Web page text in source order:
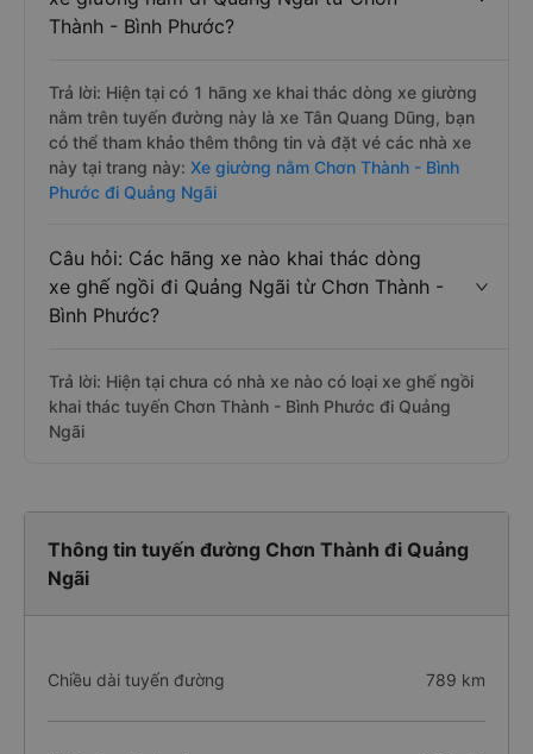
xe giường nằm đi Quảng Ngãi từ Chơn
Thành - Bình Phước?
Trả lời: Hiện tại có 1 hãng xe khai thác dòng xe giường
nằm trên tuyến đường này là xe Tân Quang Dũng, bạn
này tại trang này:Xe giường nằm Chơn Thành - Bình
Phước đi Quảng Ngãi
xe ghế ngồi đi Quảng Ngãi từ Chơn Thành -
Bình Phước?
Ngãi